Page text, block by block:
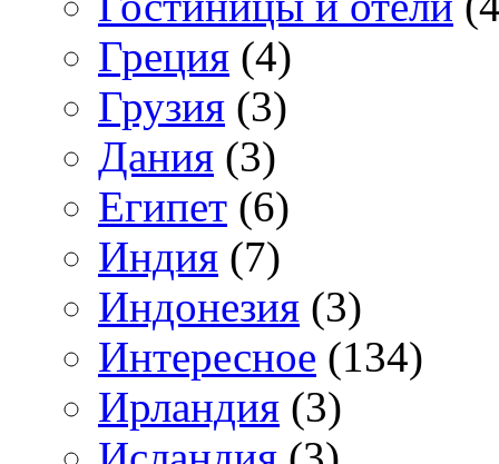
Греция (4)
Грузия (3)
Дания (3)
Египет (6)
Индия (7)
Индонезия (3)
Интересное (134)
Ирландия (3)